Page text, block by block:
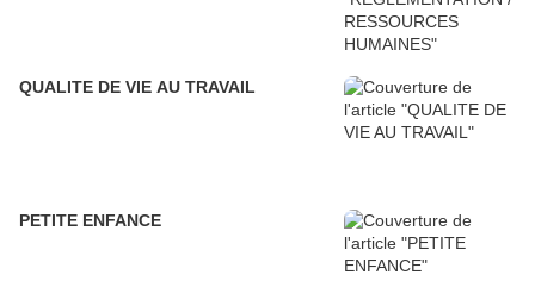
QUALITE DE VIE AU TRAVAIL
PETITE ENFANCE